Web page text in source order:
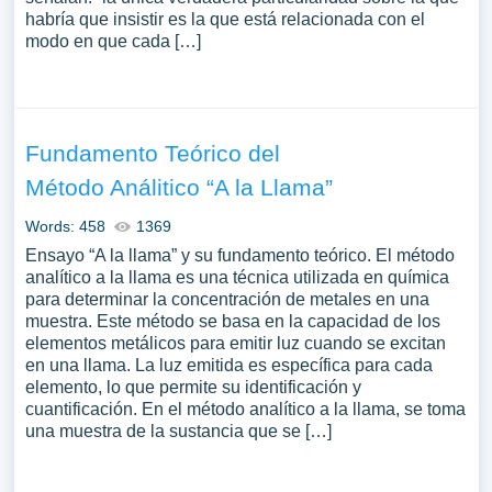
habría que insistir es la que está relacionada con el
modo en que cada […]
Fundamento Teórico del
Método Análitico “A la Llama”
Words: 458 1369
Ensayo “A la llama” y su fundamento teórico. El método
analítico a la llama es una técnica utilizada en química
para determinar la concentración de metales en una
muestra. Este método se basa en la capacidad de los
elementos metálicos para emitir luz cuando se excitan
en una llama. La luz emitida es específica para cada
elemento, lo que permite su identificación y
cuantificación. En el método analítico a la llama, se toma
una muestra de la sustancia que se […]